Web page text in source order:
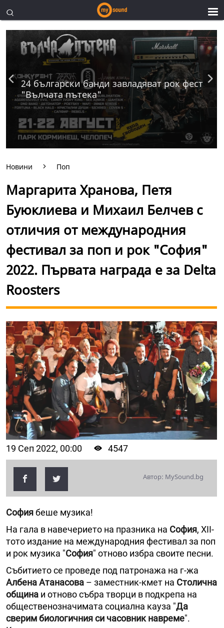
24 български банди завладяват рок фест
"Вълчата пътека"
Новини Поп
Маргарита Хранова, Петя
Буюклиева и Михаил Белчев с
отличия от международния
фестивал за поп и рок "София"
2022. Първата награда е за Delta
Roosters
19 Сеп 2022, 00:00 4547
Автор: MySound.bg
Софиябеше музика!
На гала в навечерието на празника на София, ХII-
тото издание на международния фестивал за поп
и рок музика "София" отново избра своите песни.
Събитието се проведе под патронажа на г-жа
Албена Атанасова – заместник-кмет на Столична
община и отново събра творци в подкрепа на
общественозначимата социална кауза "Да
сверим биологичния си часовник навреме".